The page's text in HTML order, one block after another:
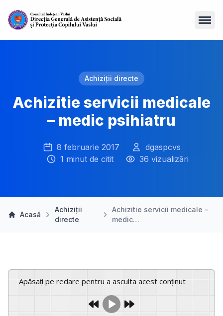
Achiziții directe
Achizitie servicii medicale
– medic psihiatru
8 februarie 2017
dgaspcvs
1 minut de citit
36 vizualizări
Acasă
Achiziții
directe
Achizitie servicii medicale –
medic…
Apăsați pe redare pentru a asculta acest conținut